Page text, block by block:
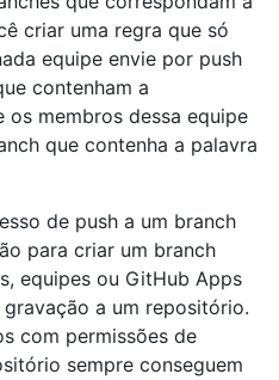
criar uma regra que só
equipe envie por push
contenham a
os membros dessa equipe
que contenha a palavra
de push a um branch
para criar um branch
equipes ou GitHub Apps
a um repositório.
com permissões de
sempre conseguem